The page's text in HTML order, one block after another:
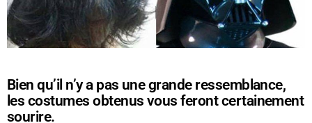
Bien qu’il n’y a pas une grande ressemblance,
les costumes obtenus vous feront certainement
sourire.